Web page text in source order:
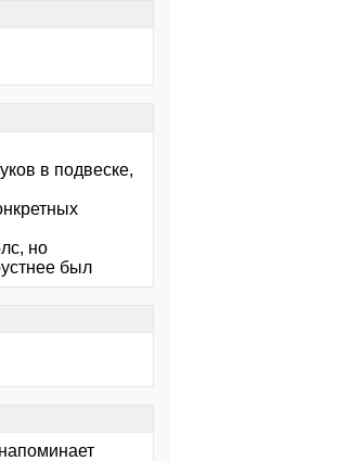
в подвеске,
но
был